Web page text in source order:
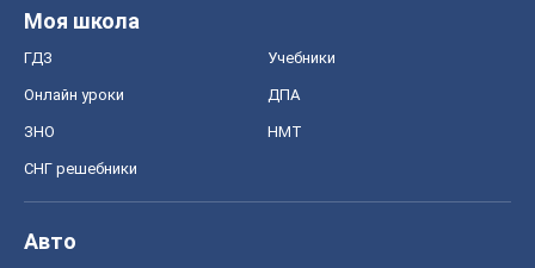
Моя школа
ГДЗ Учебники
Онлайн уроки ДПА
ЗНО НМТ
СНГ решебники
Авто